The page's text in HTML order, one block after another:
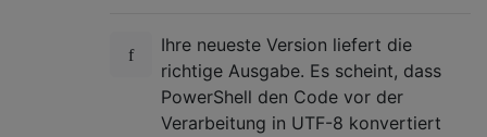
Ihre neueste Version liefert die
richtige Ausgabe. Es scheint, dass
PowerShell den Code vor der
Verarbeitung in UTF-8 konvertiert